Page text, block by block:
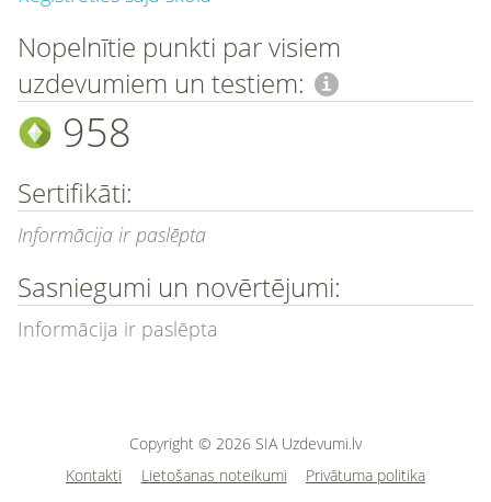
Nopelnītie punkti par visiem
uzdevumiem un testiem:
958
Sertifikāti:
Informācija ir paslēpta
Sasniegumi un novērtējumi:
Informācija ir paslēpta
Copyright © 2026 SIA Uzdevumi.lv
Kontakti
Lietošanas noteikumi
Privātuma politika